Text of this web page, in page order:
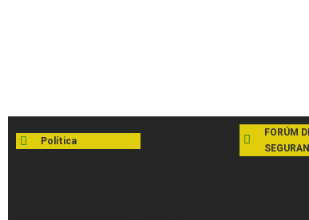
Política
FORÚM